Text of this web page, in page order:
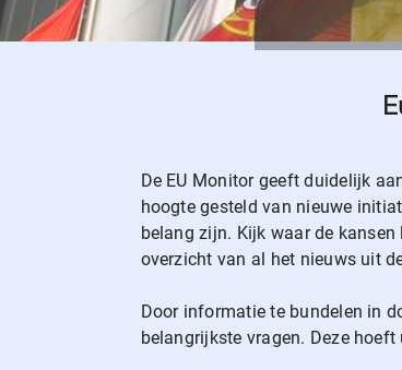
De EU Monitor geeft duidelijk
hoogte gesteld van nieuwe
belang zijn. Kijk waar de
overzicht van al het nieuws uit
Door informatie te bundelen in
belangrijkste vragen. Deze